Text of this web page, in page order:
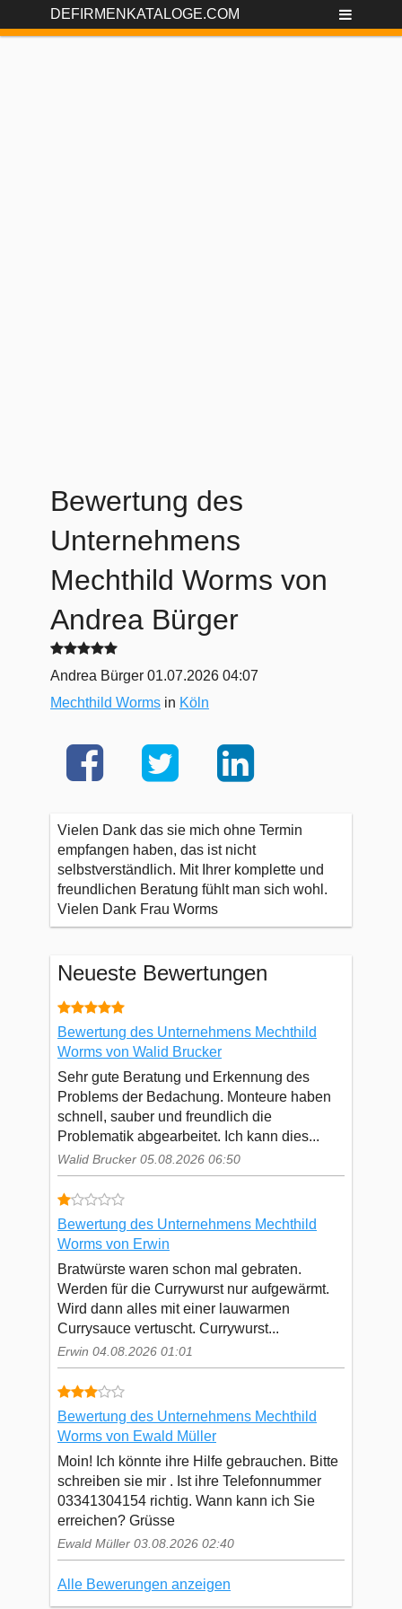
DEFIRMENKATALOGE.COM
Bewertung des
Unternehmens
Mechthild Worms von
Andrea Bürger
Andrea Bürger 01.07.2026 04:07
Mechthild Worms in Köln
Vielen Dank das sie mich ohne Termin
empfangen haben, das ist nicht
selbstverständlich. Mit Ihrer komplette und
freundlichen Beratung fühlt man sich wohl.
Vielen Dank Frau Worms
Neueste Bewertungen
Bewertung des Unternehmens Mechthild
Worms von Walid Brucker
Sehr gute Beratung und Erkennung des
Problems der Bedachung. Monteure haben
schnell, sauber und freundlich die
Problematik abgearbeitet. Ich kann dies...
Walid Brucker 05.08.2026 06:50
Bewertung des Unternehmens Mechthild
Worms von Erwin
Bratwürste waren schon mal gebraten.
Werden für die Currywurst nur aufgewärmt.
Wird dann alles mit einer lauwarmen
Currysauce vertuscht. Currywurst...
Erwin 04.08.2026 01:01
Bewertung des Unternehmens Mechthild
Worms von Ewald Müller
Moin! Ich könnte ihre Hilfe gebrauchen. Bitte
schreiben sie mir . Ist ihre Telefonnummer
03341304154 richtig. Wann kann ich Sie
erreichen? Grüsse
Ewald Müller 03.08.2026 02:40
Alle Bewerungen anzeigen